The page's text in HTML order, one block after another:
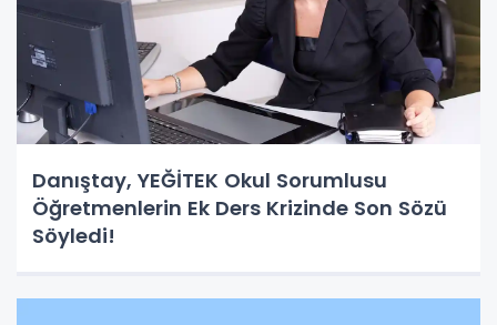
Danıştay, YEĞİTEK Okul Sorumlusu
Öğretmenlerin Ek Ders Krizinde Son Sözü
Söyledi!